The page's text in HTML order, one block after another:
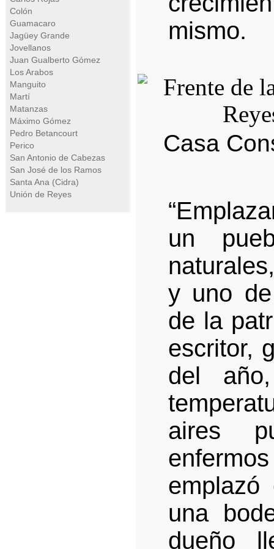
Colón
Guamacaro
Jagüey Grande
Jovellanos
Juan Gualberto Gómez
Los Arabos
Manguito
Martí
Matanzas
Máximo Gómez
Pedro Betancourt
Perico
San Antonio de Cabezas
San José de los Ramos
Santa Ana (Cidra)
Unión de Reyes
mismo.
Casa
un
y uno
de la
escritor,
del
aires
una
dueño